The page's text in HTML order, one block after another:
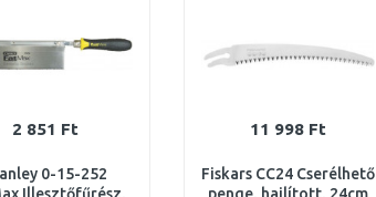
2 851 Ft
0-15-252
11 998 Ft
Fiskars CC24 Cserélhető